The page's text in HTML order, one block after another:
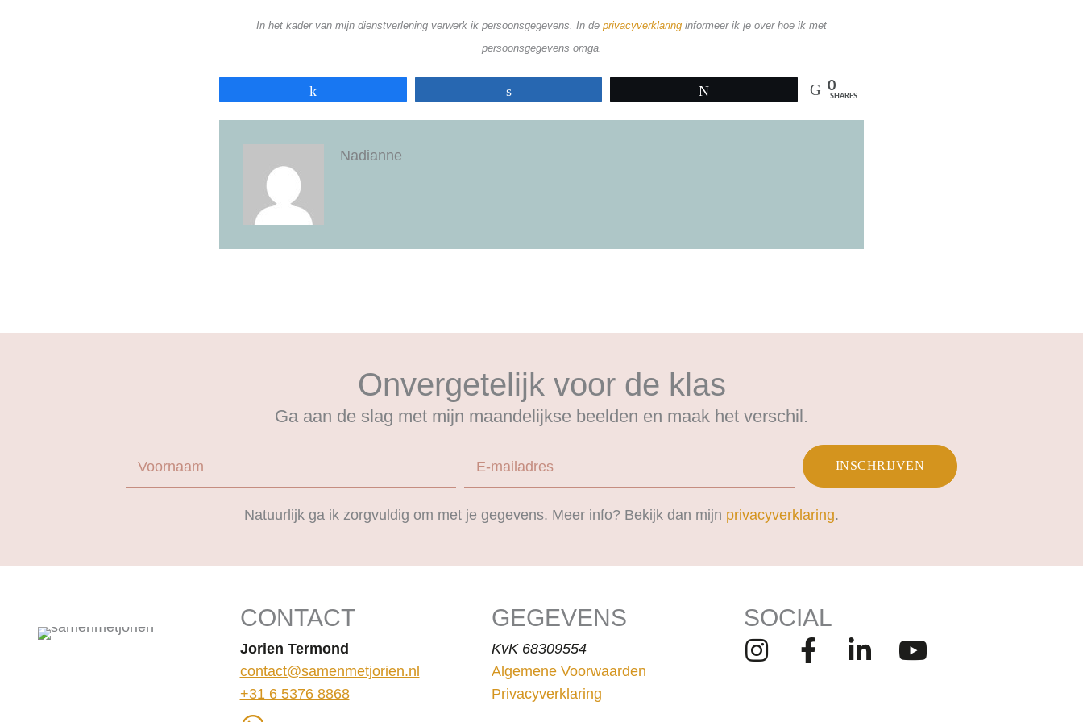
In het kader van mijn dienstverlening verwerk ik persoonsgegevens. In de privacyverklaring informeer ik je over hoe ik met
persoonsgegevens omga.
0
SHARES
Nadianne
Onvergetelijk voor de klas
Ga aan de slag met mijn maandelijkse beelden en maak het verschil.
Voornaam E-mailadres INSCHRIJVEN
Natuurlijk ga ik zorgvuldig om met je gegevens. Meer info? Bekijk dan mijn privacyverklaring.
CONTACT
Jorien Termond
contact@samenmetjorien.nl
+31 6 5376 8868
GEGEVENS
KvK 68309554
Algemene Voorwaarden
Privacyverklaring
SOCIAL